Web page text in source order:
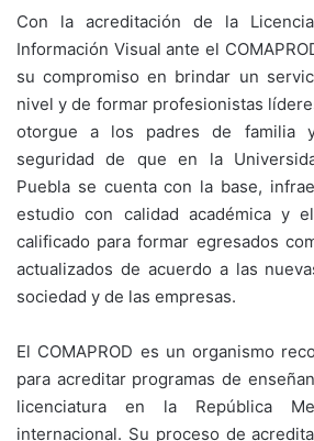
Con la acreditación de la
Información Visual ante el
su compromiso en brindar un
nivel y de formar profesionistas
otorgue a los padres de familia
seguridad de que en la
Puebla se cuenta con la base,
estudio con calidad académica y
calificado para formar egresados
actualizados de acuerdo a las
sociedad y de las empresas.
El COMAPROD es un organismo
para acreditar programas de
licenciatura en la República
internacional. Su proceso de